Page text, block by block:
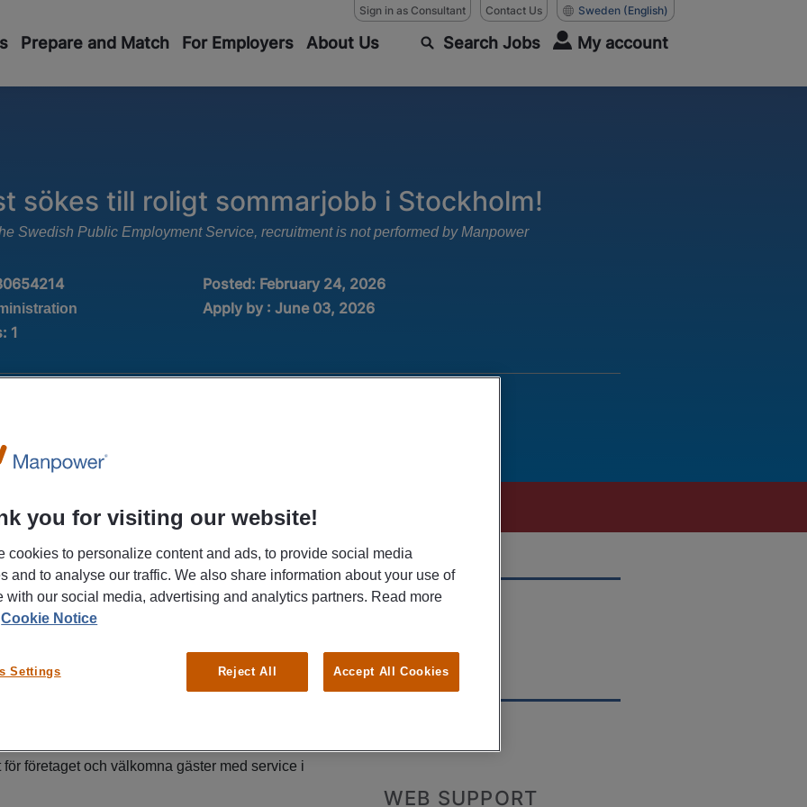
Sign in as Consultant Contact Us Sweden (English)
Prepare and Match For Employers About Us Search Jobs My account
sökes till roligt sommarjobb i Stockholm!
Swedish Public Employment Service, recruitment is not performed by Manpower
Posted: February 24, 2026
Apply by : June 03, 2026
: 1
till ett riktigt spännande och
social miljö med härliga kollegor! Är du en
dig an nya utmaningar under sommarmånaderna
förväntningar är det här ett perfekt
oss.
bland annat:
för företaget och välkomna gäster med service i
LOCATION
WEB SUPPORT
you for visiting our website!
cookies to personalize content and ads, to provide social media
and to analyse our traffic. We also share information about your use of
with our social media, advertising and analytics partners. Read more
Cookie Notice
Reject All Accept All Cookies
Settings